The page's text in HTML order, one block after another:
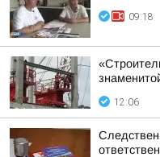
09:18
12:06